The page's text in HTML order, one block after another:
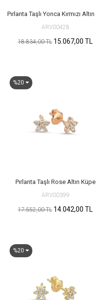
ARV00428
18.834,00 TL 15.067,00 TL
%20
Pırlanta Taşlı Rose Altın Küpe
ARV00399
17.552,00 TL 14.042,00 TL
%20